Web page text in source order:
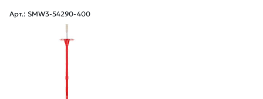
Арт.: SMW3-54290-400